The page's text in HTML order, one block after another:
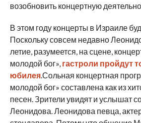
возобновить концертную
В этом году концерты в Израиле
Поскольку совсем недавно
летие, разумеется, на сцене,
молодой бог», гастроли пройдут
юбилея.Сольная концертная
молодой бог» составлена как из
песен. Зрители увидят и услышат
Леонидова. Леонидова певца,